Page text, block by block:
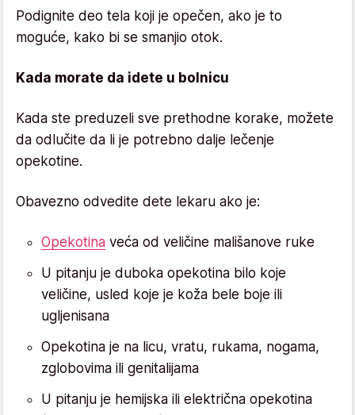
Podignite deo tela koji je opečen, ako je to
moguće, kako bi se smanjio otok.
Kada morate da idete u bolnicu
Kada ste preduzeli sve prethodne korake, možete
da odlučite da li je potrebno dalje lečenje
opekotine.
Obavezno odvedite dete lekaru ako je:
Opekotina veća od veličine mališanove ruke
U pitanju je duboka opekotina bilo koje
veličine, usled koje je koža bele boje ili
ugljenisana
Opekotina je na licu, vratu, rukama, nogama,
zglobovima ili genitalijama
U pitanju je hemijska ili električna opekotina